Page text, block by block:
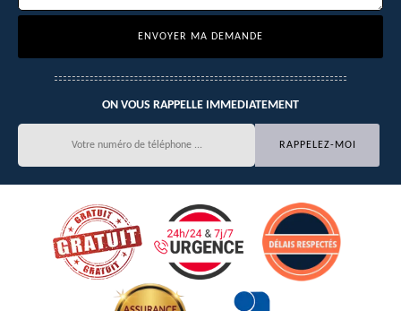
ON VOUS RAPPELLE IMMEDIATEMENT